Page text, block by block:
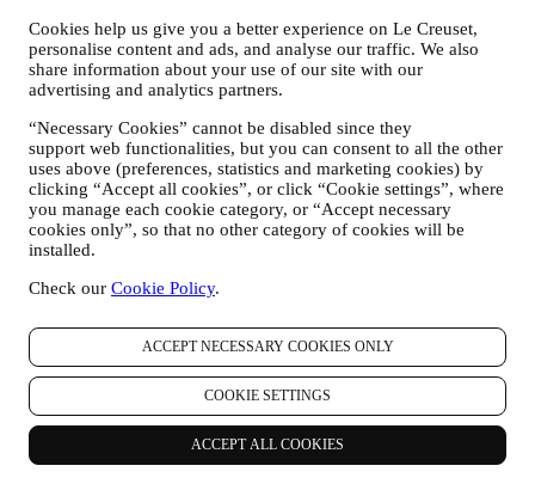
Cookies help us give you a better experience on Le Creuset,
personalise content and ads, and analyse our traffic. We also
share information about your use of our site with our
advertising and analytics partners.
“Necessary Cookies” cannot be disabled since they
support web functionalities, but you can consent to all the other
uses above (preferences, statistics and marketing cookies) by
clicking “Accept all cookies”, or click “Cookie settings”, where
you manage each cookie category, or “Accept necessary
cookies only”, so that no other category of cookies will be
installed.
Check our Cookie Policy.
ACCEPT NECESSARY COOKIES ONLY
COOKIE SETTINGS
ACCEPT ALL COOKIES
interesse (debitamente bilanciato con i vostri diritti e libertà) di
inviarvi delle e mail di reminder (ricordo) nel caso in cui
abbiate aggiunto articoli al vostro carrello online, senza
completare l’acquisto. Nel caso in cui non finalizziate
ulteriore comunicazione di sollecito vi verrà inviata.
iv. PER INFORMARVI RIGUARDO A NOTIZIE O
OFFERTE SUI PRODOTTI LE CREUSET
Se avete fornito il vostro consenso a tale scopo (ad esempio,
iscrivendovi alla nostra newsletter quando create un account
personalizzate e notizie riguardo a iniziative relative al mondo
affiliate e ai partner locali. Vi contatteremo principalmente via
email, SMS o social media, incluso utilizzando mezzi
automatizzati. Tali comunicazioni riguarderanno prodotti Le
Creuset o nuove aperture di negozi, eventi esclusivi, concorsi,
sondaggi, dimostrazioni organizzate da Le Creuset che
potrebbero interessarvi o offerte speciali che potreste
apprezzare, incluso sulla base di talune informazioni che sono